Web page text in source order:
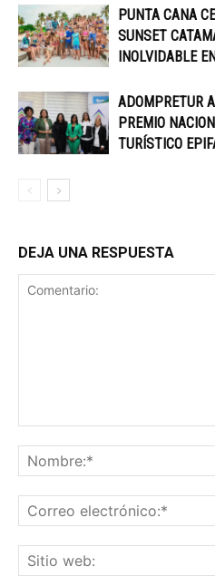
PUNTA CANA
SUNSET
INOLVIDABLE
ADOMPRETUR
PREMIO
TURÍSTICO
DEJA UNA RESPUESTA